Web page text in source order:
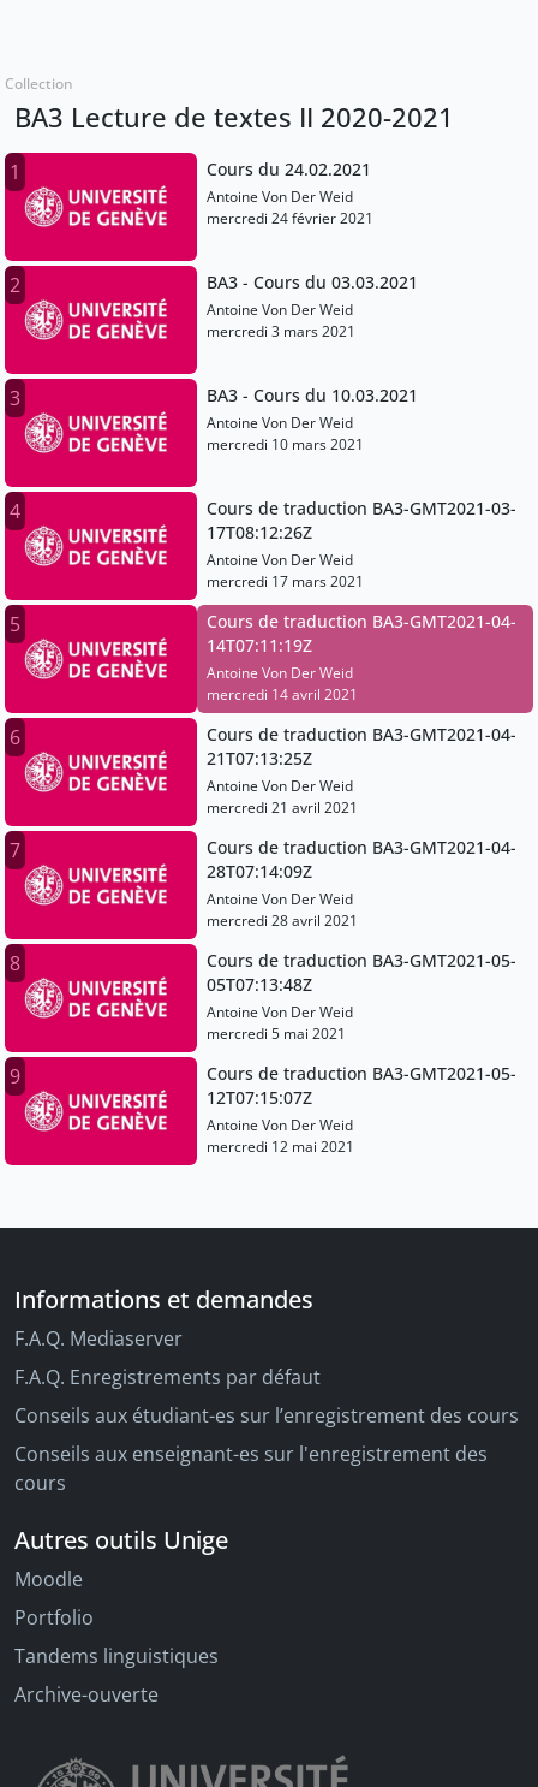
Collection
BA3 Lecture de textes II 2020-2021
1 Cours du 24.02.2021
Antoine Von Der Weid
mercredi 24 février 2021
2 BA3 - Cours du 03.03.2021
Antoine Von Der Weid
mercredi 3 mars 2021
3 BA3 - Cours du 10.03.2021
Antoine Von Der Weid
mercredi 10 mars 2021
4
Cours de traduction BA3-GMT2021-03-
17T08:12:26Z
Antoine Von Der Weid
mercredi 17 mars 2021
5
Cours de traduction BA3-GMT2021-04-
14T07:11:19Z
Antoine Von Der Weid
mercredi 14 avril 2021
6
Cours de traduction BA3-GMT2021-04-
21T07:13:25Z
Antoine Von Der Weid
mercredi 21 avril 2021
7
Cours de traduction BA3-GMT2021-04-
28T07:14:09Z
Antoine Von Der Weid
mercredi 28 avril 2021
8
Cours de traduction BA3-GMT2021-05-
05T07:13:48Z
Antoine Von Der Weid
mercredi 5 mai 2021
9
Cours de traduction BA3-GMT2021-05-
12T07:15:07Z
Antoine Von Der Weid
mercredi 12 mai 2021
Informations et demandes
F.A.Q. Mediaserver
F.A.Q. Enregistrements par défaut
Conseils aux étudiant-es sur l’enregistrement des cours
Conseils aux enseignant-es sur l'enregistrement des
cours
Autres outils Unige
Moodle
Portfolio
Tandems linguistiques
Archive-ouverte